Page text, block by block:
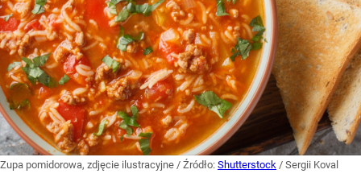
Zupa pomidorowa, zdjęcie ilustracyjne / Źródło: Shutterstock / Sergii Koval